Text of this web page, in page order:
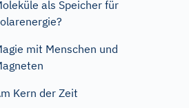
als Speicher für
mit Menschen und
Kern der Zeit